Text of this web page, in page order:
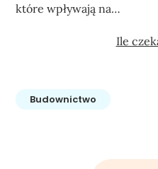
które wpływają na…
Ile
Budownictwo